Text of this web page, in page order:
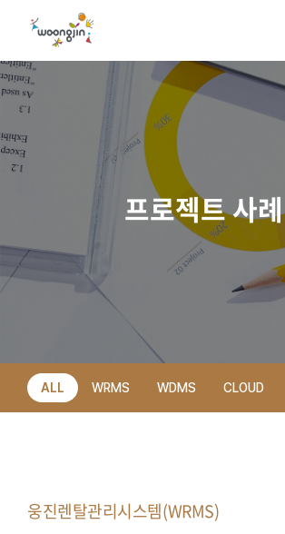
추천 검색어
WDMS
모빌리티 클라우드
프로젝트 사례
ALL WRMS WDMS CLOUD
웅진렌탈관리시스템(WRMS)